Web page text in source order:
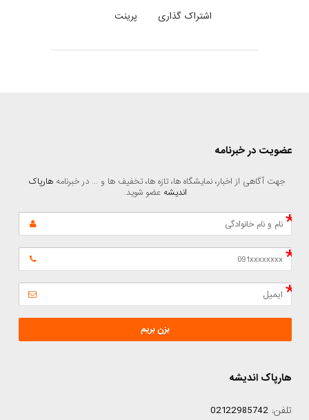
اشتراک گذاری پرینت
عضویت در خبرنامه
جهت آگاهی از اخبار، نمایشگاه ها، تازه ها، تخفیف ها و ... در خبرنامه
اندیشه عضو شوید.
بزن بریم
هارپاک اندیشه
تلفن: 02122985742